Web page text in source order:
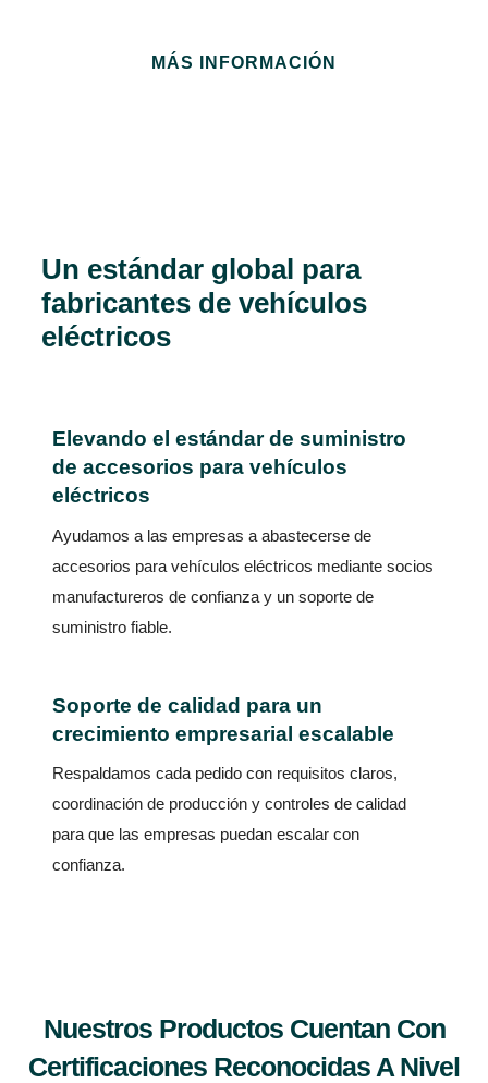
MÁS INFORMACIÓN
Un estándar global para
fabricantes de vehículos
eléctricos
Elevando el estándar de suministro
de accesorios para vehículos
eléctricos
Ayudamos a las empresas a abastecerse de
accesorios para vehículos eléctricos mediante socios
manufactureros de confianza y un soporte de
suministro fiable.
Soporte de calidad para un
crecimiento empresarial escalable
Respaldamos cada pedido con requisitos claros,
coordinación de producción y controles de calidad
para que las empresas puedan escalar con
confianza.
Nuestros Productos Cuentan Con
Certificaciones Reconocidas A Nivel